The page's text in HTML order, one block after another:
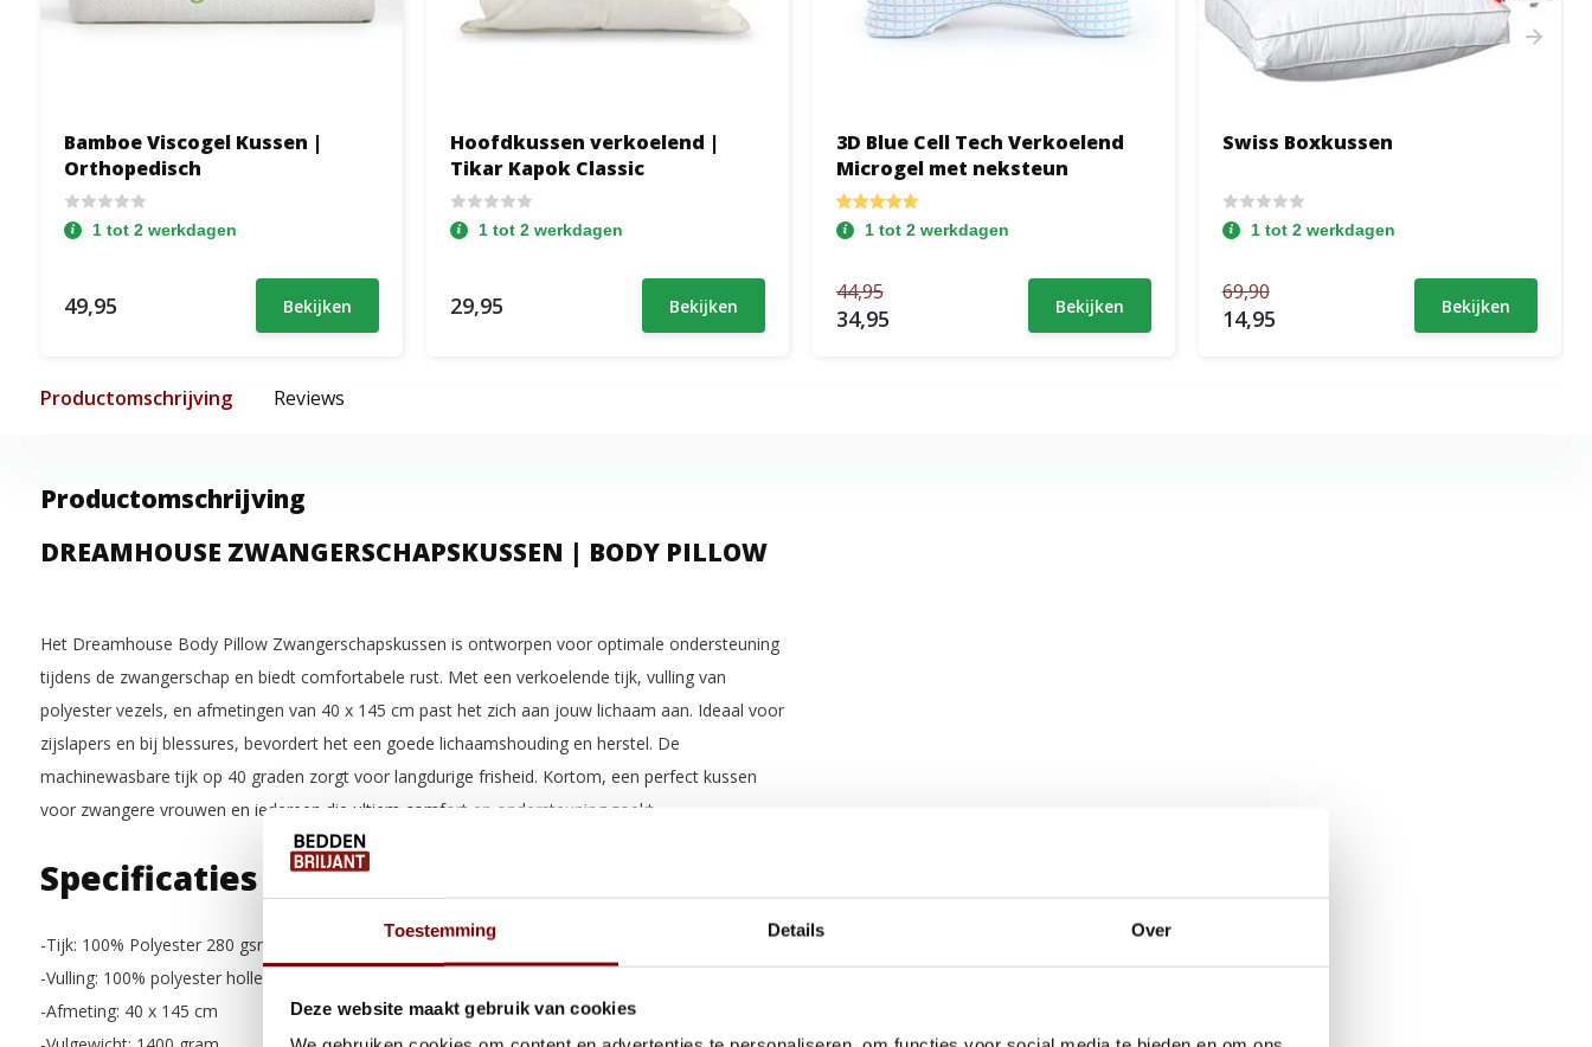
Toestemming Details Over
Deze website maakt gebruik van cookies
Bamboe Viscogel Kussen |
Orthopedisch
1 tot 2 werkdagen
49,95 Bekijken
Hoofdkussen verkoelend |
Tikar Kapok Classic
1 tot 2 werkdagen
29,95 Bekijken
3D Blue Cell Tech Verkoelend
Microgel met neksteun
1 tot 2 werkdagen
44,95
34,95 Bekijken
Swiss Boxkussen
1 tot 2 werkdagen
69,90
14,95 Bekijken
Productomschrijving Reviews
Productomschrijving
DREAMHOUSE ZWANGERSCHAPSKUSSEN | BODY PILLOW
Het Dreamhouse Body Pillow Zwangerschapskussen is ontworpen voor optimale ondersteuning
tijdens de zwangerschap en biedt comfortabele rust. Met een verkoelende tijk, vulling van
polyester vezels, en afmetingen van 40 x 145 cm past het zich aan jouw lichaam aan. Ideaal voor
zijslapers en bij blessures, bevordert het een goede lichaamshouding en herstel. De
machinewasbare tijk op 40 graden zorgt voor langdurige frisheid. Kortom, een perfect kussen
voor zwangere vrouwen en iedereen die ultiem comfort en ondersteuning zoekt.
Specificaties
-Tijk: 100% Polyester 280 gsm blue cell verkoelende tijk
-Vulling: 100% polyester holle vezel, vulling blijft goed op zijn plaats
-Afmeting: 40 x 145 cm